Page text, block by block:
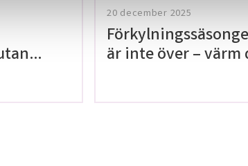
20 december 2025
är inte över – värm